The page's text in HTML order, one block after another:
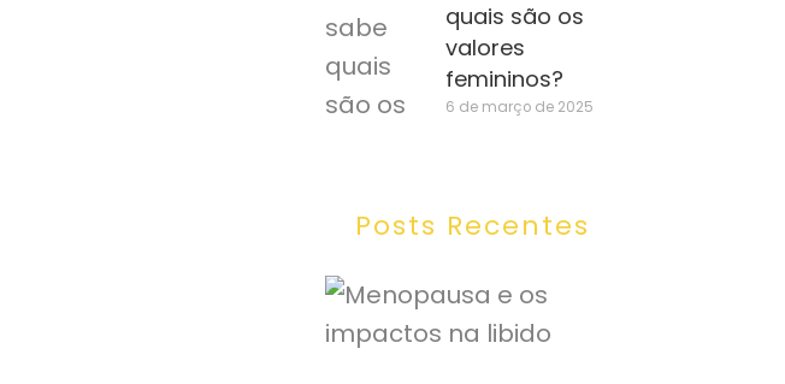
quais são os
valores
femininos?
6 de março de 2025
Posts Recentes